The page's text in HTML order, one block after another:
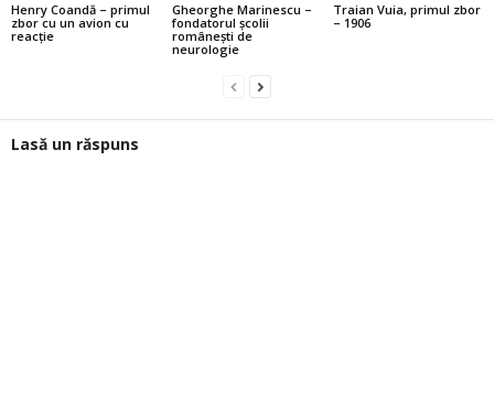
Henry Coandă – primul
zbor cu un avion cu
reacţie
Gheorghe Marinescu –
fondatorul şcolii
româneşti de
neurologie
Traian Vuia, primul zbor
– 1906
Lasă un răspuns